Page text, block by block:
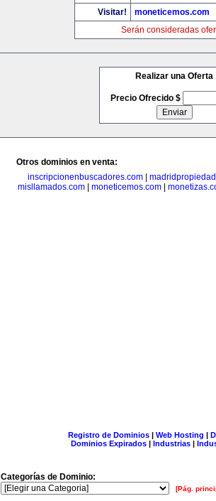
Visitar!
moneticemos.com
Serán consideradas
Realizar una Oferta
Precio Ofrecido $
Otros dominios en venta:
inscripcionenbuscadores.com|
misllamados.com| moneticemos.com|
Registro de Dominios| Web Hosting |
Dominios Expirados | Industrias |
Categorías de Dominio:
[Pág.